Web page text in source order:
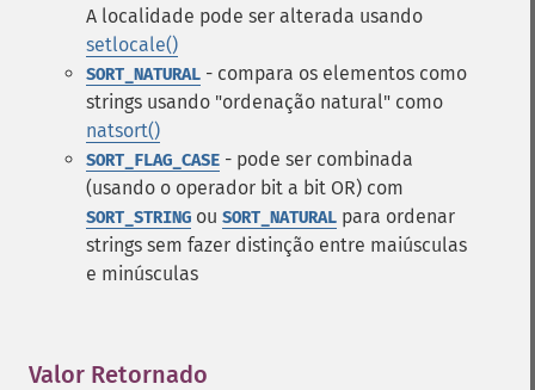
A localidade pode ser alterada usando
setlocale()
SORT_NATURAL - compara os elementos como
strings usando "ordenação natural" como
natsort()
SORT_FLAG_CASE - pode ser combinada
(usando o operador bit a bit OR) com
SORT_STRING ou SORT_NATURAL para ordenar
strings sem fazer distinção entre maiúsculas
e minúsculas
Valor Retornado